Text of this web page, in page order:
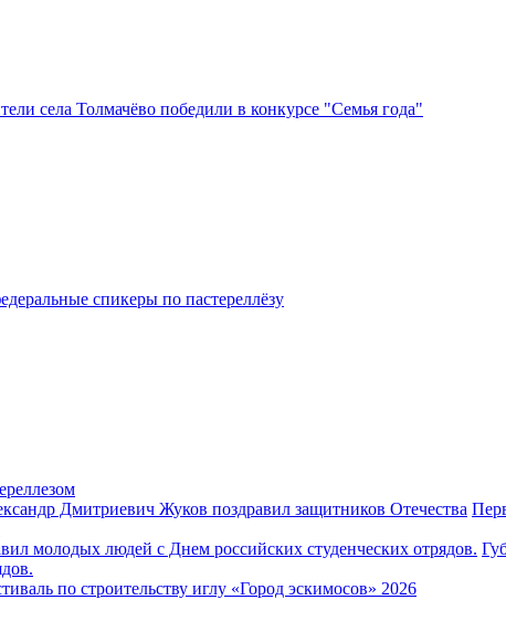
села Толмачёво победили в конкурсе "Семья года"
спикеры по пастереллёзу
по строительству иглу «Город эскимосов» 2026